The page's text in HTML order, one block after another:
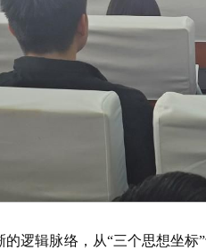
逻辑脉络，从“三个思想坐